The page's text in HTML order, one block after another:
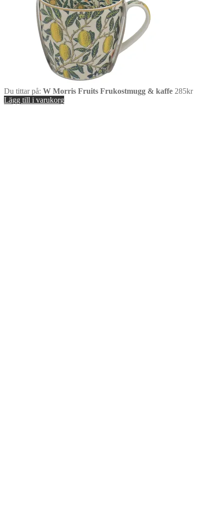
Du tittar på: W Morris Fruits Frukostmugg & kaffe 285kr
Lägg till i varukorg